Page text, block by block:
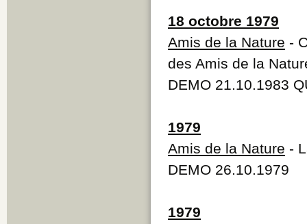
18 octobre 1979
Amis de la Nature -
des Amis de la
DEMO 21.10.1983
1979
Amis de la Nature -
DEMO 26.10.1979
1979